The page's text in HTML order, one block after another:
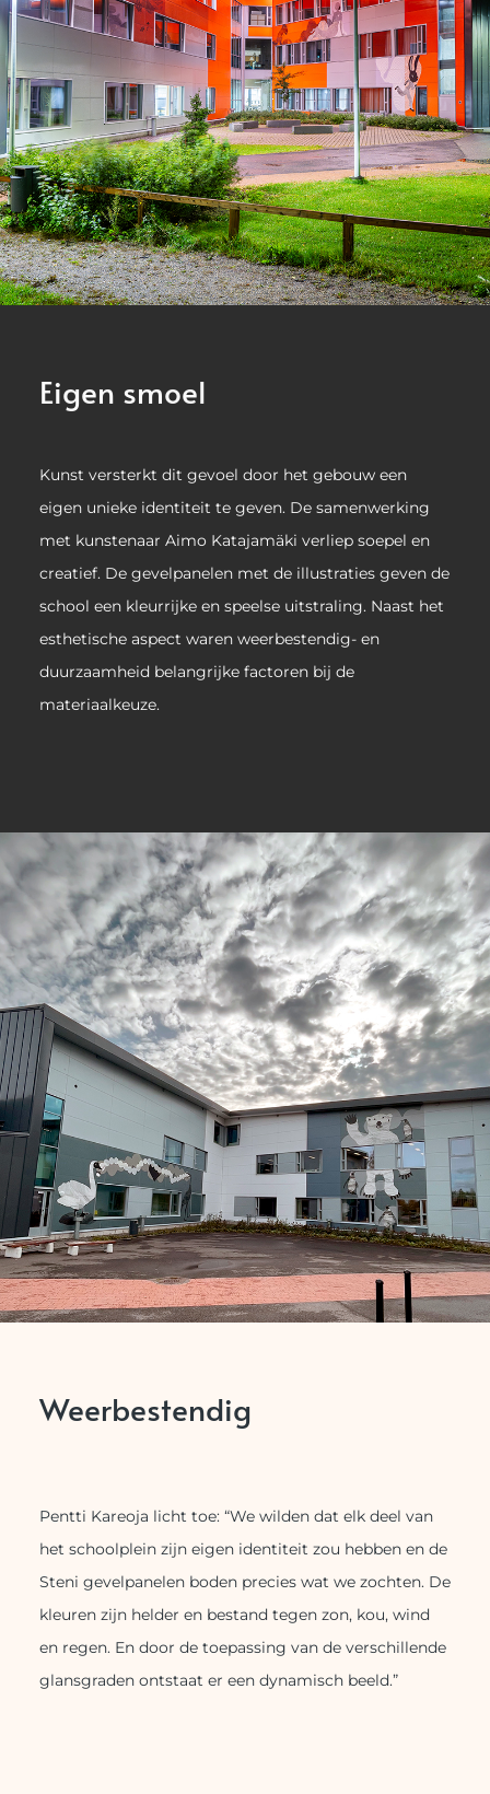
Eigen smoel
Kunst versterkt dit gevoel door het gebouw een
eigen unieke identiteit te geven. De samenwerking
met kunstenaar Aimo Katajamäki verliep soepel en
creatief. De gevelpanelen met de illustraties geven de
school een kleurrijke en speelse uitstraling. Naast het
esthetische aspect waren weerbestendig- en
duurzaamheid belangrijke factoren bij de
materiaalkeuze.
Weerbestendig
Pentti Kareoja licht toe: “We wilden dat elk deel van
het schoolplein zijn eigen identiteit zou hebben en de
Steni gevelpanelen boden precies wat we zochten. De
kleuren zijn helder en bestand tegen zon, kou, wind
en regen. En door de toepassing van de verschillende
glansgraden ontstaat er een dynamisch beeld.”